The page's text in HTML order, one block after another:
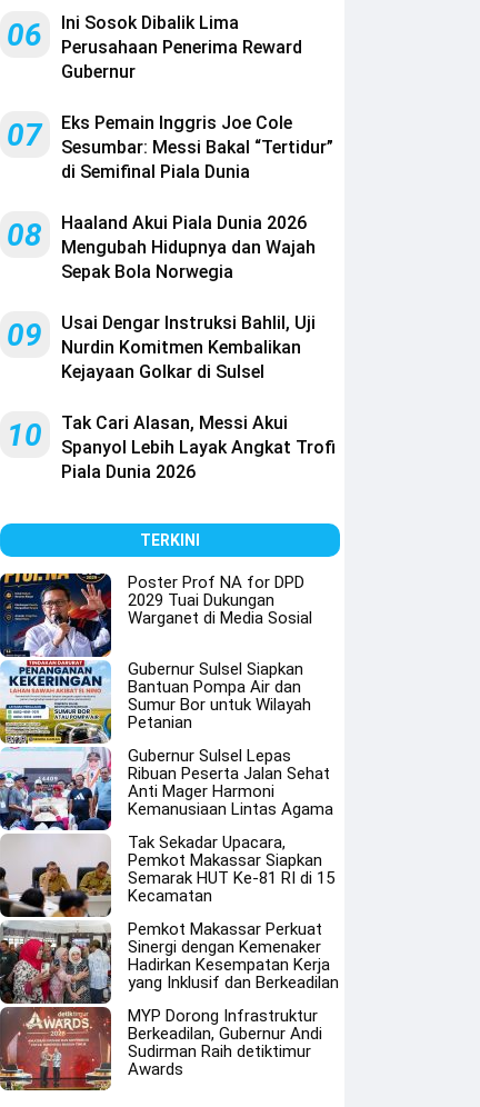
06
Ini Sosok Dibalik Lima
Perusahaan Penerima Reward
Gubernur
07
Eks Pemain Inggris Joe Cole
Sesumbar: Messi Bakal “Tertidur”
di Semifinal Piala Dunia
08
Haaland Akui Piala Dunia 2026
Mengubah Hidupnya dan Wajah
Sepak Bola Norwegia
09
Usai Dengar Instruksi Bahlil, Uji
Nurdin Komitmen Kembalikan
Kejayaan Golkar di Sulsel
10
Tak Cari Alasan, Messi Akui
Spanyol Lebih Layak Angkat Trofi
Piala Dunia 2026
TERKINI
Poster Prof NA for DPD
2029 Tuai Dukungan
Warganet di Media Sosial
Gubernur Sulsel Siapkan
Bantuan Pompa Air dan
Sumur Bor untuk Wilayah
Petanian
Gubernur Sulsel Lepas
Ribuan Peserta Jalan Sehat
Anti Mager Harmoni
Kemanusiaan Lintas Agama
Tak Sekadar Upacara,
Pemkot Makassar Siapkan
Semarak HUT Ke-81 RI di 15
Kecamatan
Pemkot Makassar Perkuat
Sinergi dengan Kemenaker
Hadirkan Kesempatan Kerja
yang Inklusif dan Berkeadilan
MYP Dorong Infrastruktur
Berkeadilan, Gubernur Andi
Sudirman Raih detiktimur
Awards